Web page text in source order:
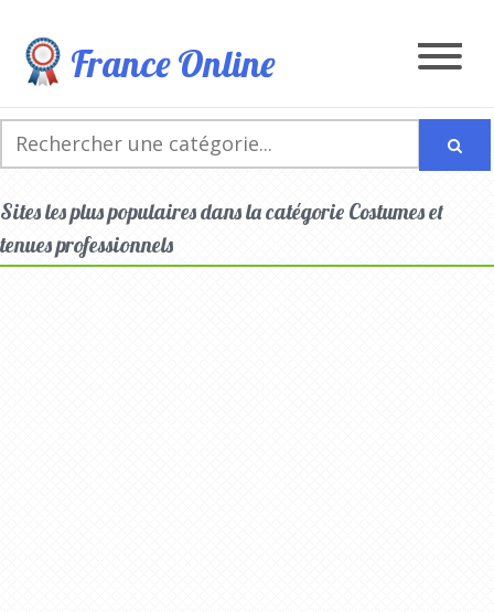
France Online
Sites les plus populaires dans la catégorie Costumes et
tenues professionnels